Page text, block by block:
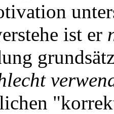
ist er